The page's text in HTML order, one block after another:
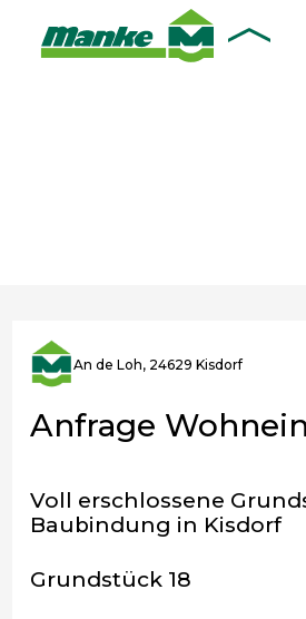
An de Loh, 24629 Kisdorf
Anfrage
Voll erschlossene
Baubindung in Kisdorf
Grundstück 18